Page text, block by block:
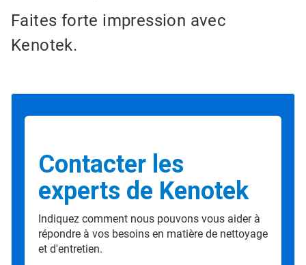
Faites forte impression avec
Kenotek.
Contacter les
experts de Kenotek
Indiquez comment nous pouvons vous aider à
répondre à vos besoins en matière de nettoyage
et d'entretien.